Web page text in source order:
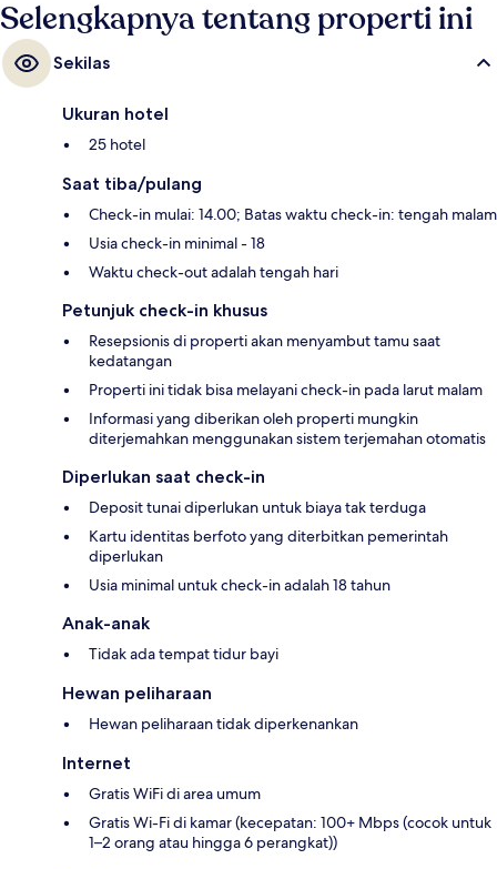
Selengkapnya tentang properti ini
Sekilas
Ukuran hotel
25 hotel
Saat tiba/pulang
Check-in mulai: 14.00; Batas waktu check-in: tengah malam
Usia check-in minimal - 18
Waktu check-out adalah tengah hari
Petunjuk check-in khusus
Resepsionis di properti akan menyambut tamu saat
kedatangan
Properti ini tidak bisa melayani check-in pada larut malam
Informasi yang diberikan oleh properti mungkin
diterjemahkan menggunakan sistem terjemahan otomatis
Diperlukan saat check-in
Deposit tunai diperlukan untuk biaya tak terduga
Kartu identitas berfoto yang diterbitkan pemerintah
diperlukan
Usia minimal untuk check-in adalah 18 tahun
Anak-anak
Tidak ada tempat tidur bayi
Hewan peliharaan
Hewan peliharaan tidak diperkenankan
Internet
Gratis WiFi di area umum
Gratis Wi-Fi di kamar (kecepatan: 100+ Mbps (cocok untuk
1–2 orang atau hingga 6 perangkat))